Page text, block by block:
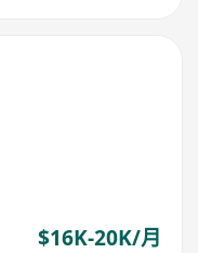
$16K-20K/月